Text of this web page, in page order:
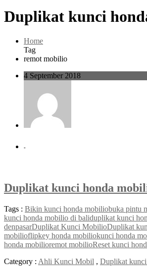
Duplikat kunci
Home
Tag
remot mobilio
4 September 2018
-
Duplikat kunci honda
Tags : Bikin kunci honda mobiliobuka pintu
kunci honda mobilio di baliduplikat kunci
denpasarDuplikat Kunci MobilioDuplikat
mobilioflipkey honda mobiliokunci honda
honda mobilioremot mobilioReset kunci
Category : Ahli Kunci Mobil , Duplikat